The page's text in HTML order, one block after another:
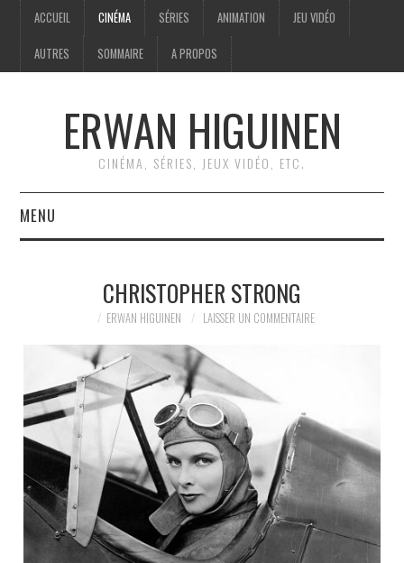
ACCUEIL CINÉMA SÉRIES ANIMATION JEU VIDÉO
AUTRES SOMMAIRE A PROPOS
ERWAN HIGUINEN
CINÉMA, SÉRIES, JEUX VIDÉO, ETC.
MENU
SÉRIES
ANIMATION
JEU VIDÉO
AUTRES
SOMMAIRE
CHRISTOPHER STRONG
ERWAN HIGUINEN LAISSER UN COMMENTAIRE